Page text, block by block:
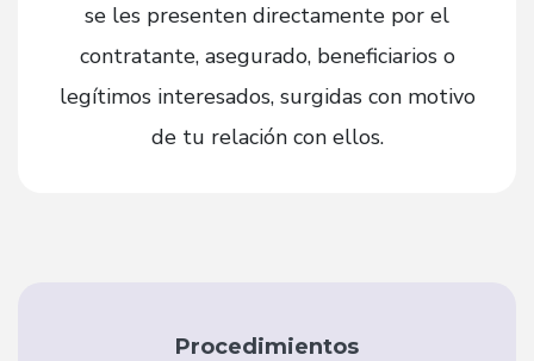
se les presenten directamente por el
contratante, asegurado, beneficiarios o
legítimos interesados, surgidas con motivo
de tu relación con ellos.
Procedimientos